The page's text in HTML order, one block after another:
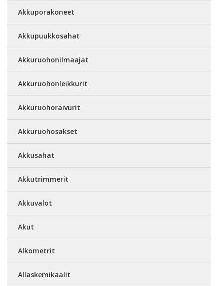
Akkuporakoneet
Akkupuukkosahat
Akkuruohonilmaajat
Akkuruohonleikkurit
Akkuruohoraivurit
Akkuruohosakset
Akkusahat
Akkutrimmerit
Akkuvalot
Akut
Alkometrit
Allaskemikaalit